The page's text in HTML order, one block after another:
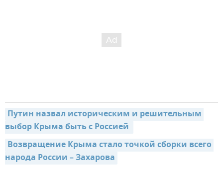
Путин назвал историческим и решительным
выбор Крыма быть с Россией
Возвращение Крыма стало точкой сборки всего
народа России – Захарова